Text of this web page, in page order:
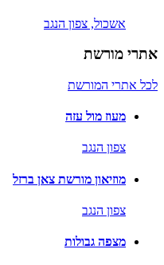
אשכול, צפון הנגב
אתרי מורשת
לכל אתרי המורשת
מעוז מול עזה
צפון הנגב
מוזיאון מורשת צאן ברזל
צפון הנגב
מצפה גבולות